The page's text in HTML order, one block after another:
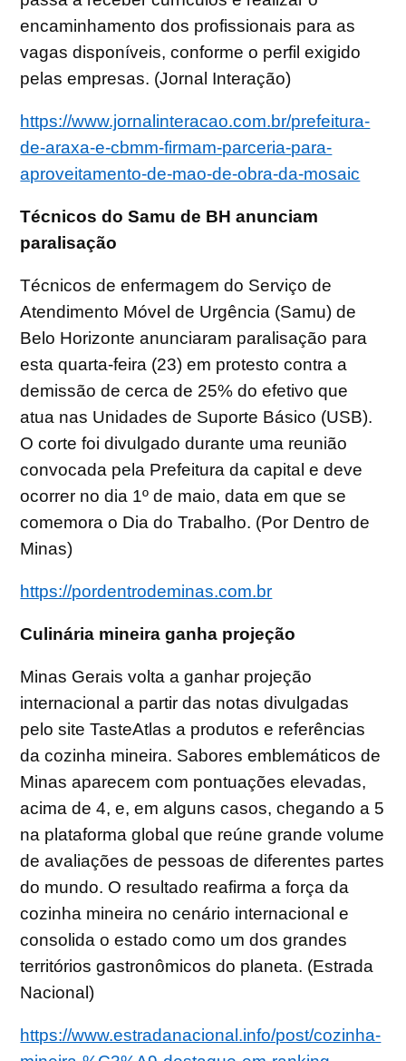
encaminhamento dos profissionais para as
vagas disponíveis, conforme o perfil exigido
pelas empresas. (Jornal Interação)
https://www.jornalinteracao.com.br/prefeitura-
de-araxa-e-cbmm-firmam-parceria-para-
aproveitamento-de-mao-de-obra-da-mosaic
Técnicos do Samu de BH anunciam
paralisação
Técnicos de enfermagem do Serviço de
Atendimento Móvel de Urgência (Samu) de
Belo Horizonte anunciaram paralisação para
esta quarta-feira (23) em protesto contra a
demissão de cerca de 25% do efetivo que
atua nas Unidades de Suporte Básico (USB).
O corte foi divulgado durante uma reunião
convocada pela Prefeitura da capital e deve
ocorrer no dia 1º de maio, data em que se
comemora o Dia do Trabalho. (Por Dentro de
Minas)
https://pordentrodeminas.com.br
Culinária mineira ganha projeção
Minas Gerais volta a ganhar projeção
internacional a partir das notas divulgadas
pelo site TasteAtlas a produtos e referências
da cozinha mineira. Sabores emblemáticos de
Minas aparecem com pontuações elevadas,
acima de 4, e, em alguns casos, chegando a 5
na plataforma global que reúne grande volume
de avaliações de pessoas de diferentes partes
do mundo. O resultado reafirma a força da
cozinha mineira no cenário internacional e
consolida o estado como um dos grandes
territórios gastronômicos do planeta. (Estrada
Nacional)
https://www.estradanacional.info/post/cozinha-